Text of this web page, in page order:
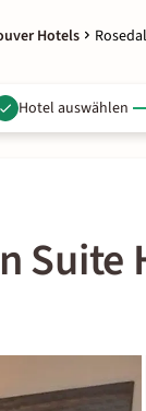
Hotels
Hotel auswählen
Suite